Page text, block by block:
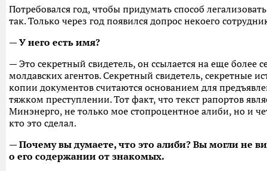
Потребовался год, чтобы придумать способ
так. Только через год появился допрос некоего
— У него есть имя?
— Это секретный свидетель, он ссылается на еще более
молдавских агентов. Секретный свидетель, секретные
копии документов считаются основанием для
тяжком преступлении. Тот факт, что текст рапортов
Минэнерго, не только мое стопроцентное алиби, но и
кто это сделал.
— Почему вы думаете, что это алиби? Вы могли не
о его содержании от знакомых.